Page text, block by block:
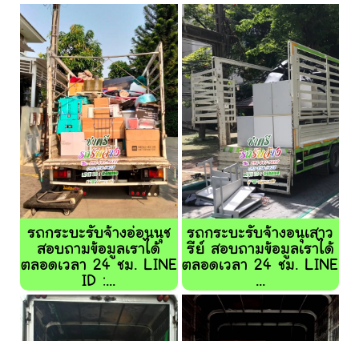
รถกระบะรับจ้างอ่อนนุช
สอบถามข้อมูลเราได้
ตลอดเวลา 24 ชม. LINE
ID :...
รถกระบะรับจ้างอนุเสาว
รีย์ สอบถามข้อมูลเราได้
ตลอดเวลา 24 ชม. LINE
...